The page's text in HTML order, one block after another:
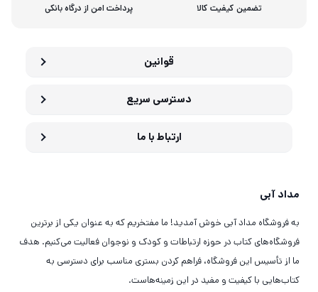
تضمین کیفیت کالا پرداخت امن از درگاه بانکی
قوانین
دسترسی سریع
ارتباط با ما
مداد آبی
به فروشگاه مداد آبی خوش آمدید! ما مفتخریم که به عنوان یکی از برترین
فروشگاه‌های کتاب در حوزه ارتباطات و کودک و نوجوان فعالیت می‌کنیم. هدف
ما از تأسیس این فروشگاه، فراهم کردن بستری مناسب برای دسترسی به
کتاب‌هایی با کیفیت و مفید در این زمینه‌هاست.